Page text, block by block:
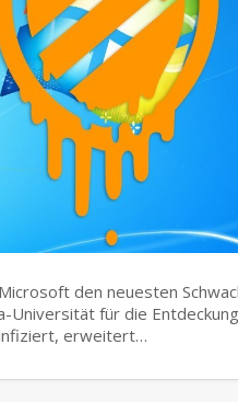
den neuesten
Universität für die
infiziert, erweitert…